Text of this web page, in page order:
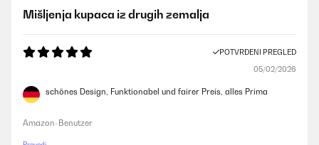
Mišljenja kupaca iz drugih zemalja
POTVRĐENI PREGLED
05/02/2026
schönes Design, Funktionabel und fairer Preis, alles Prima
Amazon-Benutzer